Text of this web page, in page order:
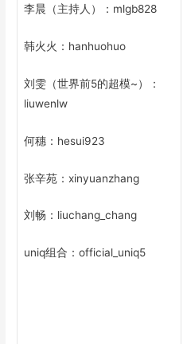
李晨（主持人）：mlgb828
韩火火：hanhuohuo
刘雯（世界前5的超模~）：
liuwenlw
何穗：hesui923
张辛苑：xinyuanzhang
刘畅：liuchang_chang
uniq组合：official_uniq5